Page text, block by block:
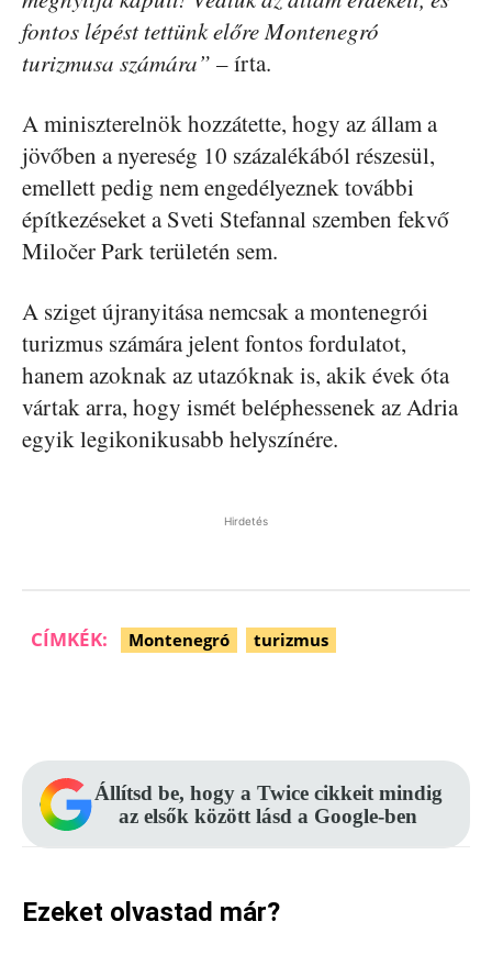
fontos lépést tettünk előre Montenegró
turizmusa számára” – írta.
A miniszterelnök hozzátette, hogy az állam a
jövőben a nyereség 10 százalékából részesül,
emellett pedig nem engedélyeznek további
építkezéseket a Sveti Stefannal szemben fekvő
Miločer Park területén sem.
A sziget újranyitása nemcsak a montenegrói
turizmus számára jelent fontos fordulatot,
hanem azoknak az utazóknak is, akik évek óta
vártak arra, hogy ismét beléphessenek az Adria
egyik legikonikusabb helyszínére.
Hirdetés
CÍMKÉK: Montenegró turizmus
Állítsd be, hogy a Twice cikkeit mindig
az elsők között lásd a Google-ben
Ezeket olvastad már?